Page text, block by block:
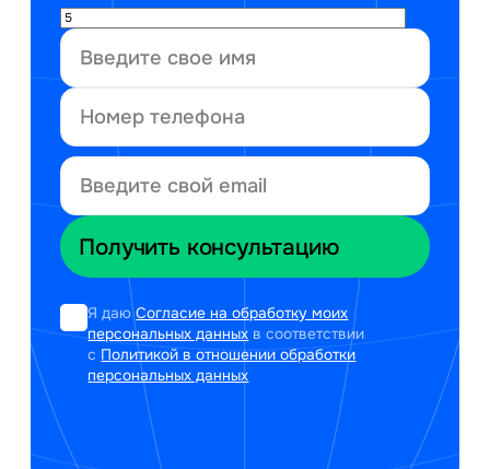
Я даюСогласие на обработку моих
персональных данных в соответствии
с Политикой в отношении обработки
персональных данных